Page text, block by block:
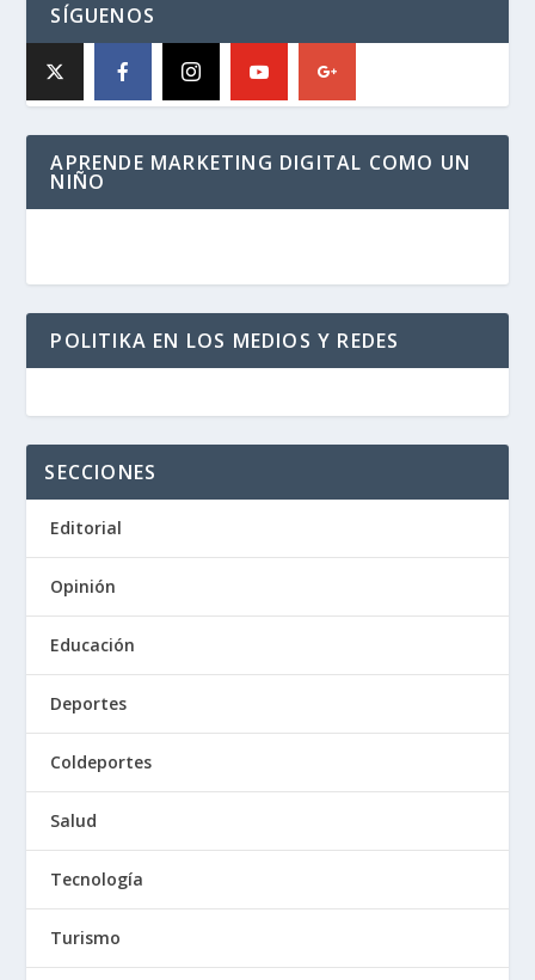
SÍGUENOS
APRENDE MARKETING DIGITAL COMO UN
NIÑO
POLITIKA EN LOS MEDIOS Y REDES
SECCIONES
Editorial
Opinión
Educación
Deportes
Coldeportes
Salud
Tecnología
Turismo